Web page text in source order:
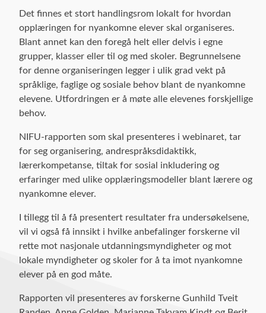
Det finnes et stort handlingsrom lokalt for hvordan
opplæringen for nyankomne elever skal organiseres.
Blant annet kan den foregå helt eller delvis i egne
grupper, klasser eller til og med skoler. Begrunnelsene
for denne organiseringen legger i ulik grad vekt på
språklige, faglige og sosiale behov blant de nyankomne
elevene. Utfordringen er å møte alle elevenes forskjellige
behov.
NIFU-rapporten som skal presenteres i webinaret, tar
for seg organisering, andrespråksdidaktikk,
lærerkompetanse, tiltak for sosial inkludering og
erfaringer med ulike opplæringsmodeller blant lærere og
nyankomne elever.
I tillegg til å få presentert resultater fra undersøkelsene,
vil vi også få innsikt i hvilke anbefalinger forskerne vil
rette mot nasjonale utdanningsmyndigheter og mot
lokale myndigheter og skoler for å ta imot nyankomne
elever på en god måte.
Rapporten vil presenteres av forskerne Gunhild Tveit